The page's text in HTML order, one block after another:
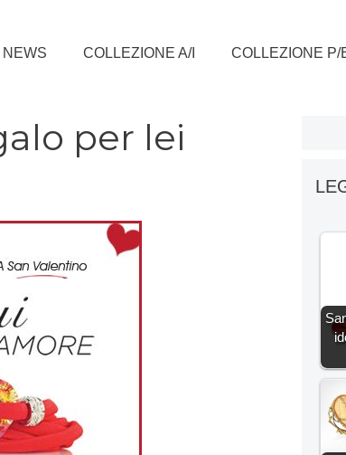
NEWS COLLEZIONE A/I COLLEZIONE P/
per lei